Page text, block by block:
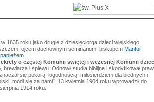
1835 roku jako drugie z dziesięciorga dzieci wiejskiego
ojcem duchownym seminarium, biskupem Mantui,
papieżem.
o częstej Komunii świętej i wczesnej Komunii
i śpiewu. Odnowił studia biblijne i skodyfikował
się pokorą, łagodnością, miłosierdziem dla biednych i
módl się za nami”. 13 kwietnia 1904 roku wprowadził do
1914 roku.